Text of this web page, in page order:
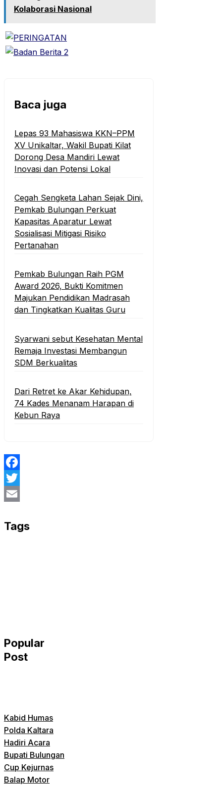
Kolaborasi Nasional
Baca juga
Lepas 93 Mahasiswa KKN–PPM
XV Unikaltar, Wakil Bupati Kilat
Dorong Desa Mandiri Lewat
Inovasi dan Potensi Lokal
Cegah Sengketa Lahan Sejak Dini,
Pemkab Bulungan Perkuat
Kapasitas Aparatur Lewat
Sosialisasi Mitigasi Risiko
Pertanahan
Pemkab Bulungan Raih PGM
Award 2026, Bukti Komitmen
Majukan Pendidikan Madrasah
dan Tingkatkan Kualitas Guru
‎Syarwani sebut Kesehatan Mental
Remaja Investasi Membangun
SDM Berkualitas
‎Dari Retret ke Akar Kehidupan,
74 Kades Menanam Harapan di
Kebun Raya
Facebook
Twitter
Tags
Popular
Post
Kabid Humas
Polda Kaltara
Hadiri Acara
Bupati Bulungan
Cup Kejurnas
Balap Motor